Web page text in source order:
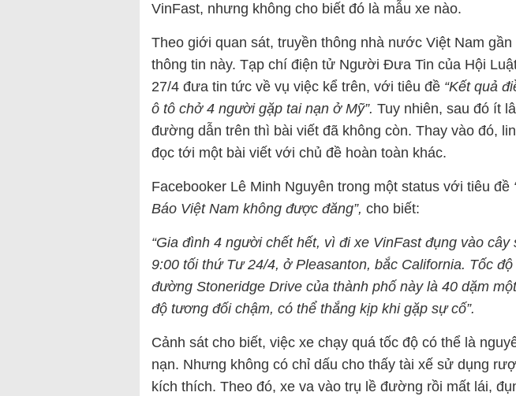
VinFast, nhưng không cho biết đó là mẫu xe nào.
Theo giới quan sát, truyền thông nhà nước Việt Nam
thông tin này. Tạp chí điện tử Người Đưa Tin của Hội
27/4 đưa tin tức về vụ việc kể trên, với tiêu đề “Kết quả
ô tô chở 4 người gặp tai nạn ở Mỹ”. Tuy nhiên, sau đó ít
đường dẫn trên thì bài viết đã không còn. Thay vào đó,
đọc tới một bài viết với chủ đề hoàn toàn khác.
Facebooker Lê Minh Nguyên trong một status với tiêu đề
Báo Việt Nam không được đăng”, cho biết:
“Gia đình 4 người chết hết, vì đi xe VinFast đụng vào cây
9:00 tối thứ Tư 24/4, ở Pleasanton, bắc California. Tốc
đường Stoneridge Drive của thành phố này là 40 dặm
độ tương đối chậm, có thể thắng kịp khi gặp sự cố”.
Cảnh sát cho biết, việc xe chạy quá tốc độ có thể là
nạn. Nhưng không có chỉ dấu cho thấy tài xế sử dụng
kích thích. Theo đó, xe va vào trụ lề đường rồi mất lái,